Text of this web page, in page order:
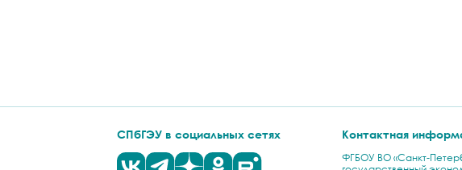
СПбГЭУ в социальных сетях
Контактная
ФГБОУ ВО «Санкт-